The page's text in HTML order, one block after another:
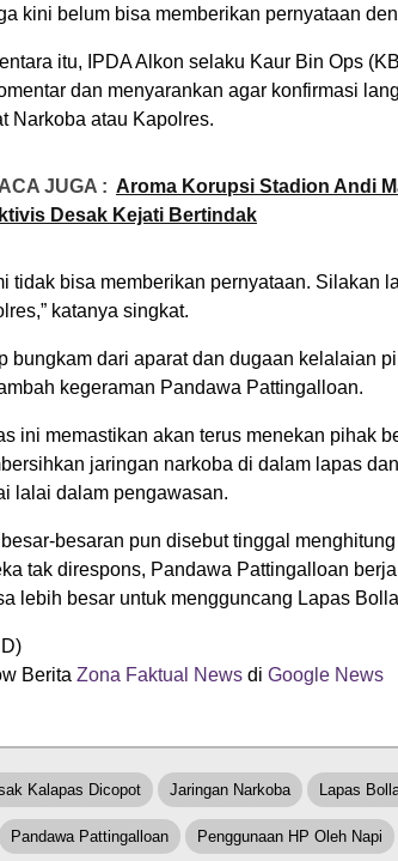
kini belum bisa memberikan pernyataan
itu, IPDA Alkon selaku Kaur Bin Ops
dan menyarankan agar konfirmasi
Narkoba atau Kapolres.
JUGA : Aroma Korupsi Stadion Andi
Desak Kejati Bertindak
tidak bisa memberikan pernyataan. Silakan
katanya singkat.
bungkam dari aparat dan dugaan kelalaian
kegeraman Pandawa Pattingalloan.
ini memastikan akan terus menekan pihak
jaringan narkoba di dalam lapas
lalai dalam pengawasan.
besaran pun disebut tinggal
tak direspons, Pandawa Pattingalloan
lebih besar untuk mengguncang Lapas
Berita Zona Faktual News di Google News
Kalapas Dicopot Jaringan Narkoba Lapas
Pandawa Pattingalloan Penggunaan HP Oleh Napi